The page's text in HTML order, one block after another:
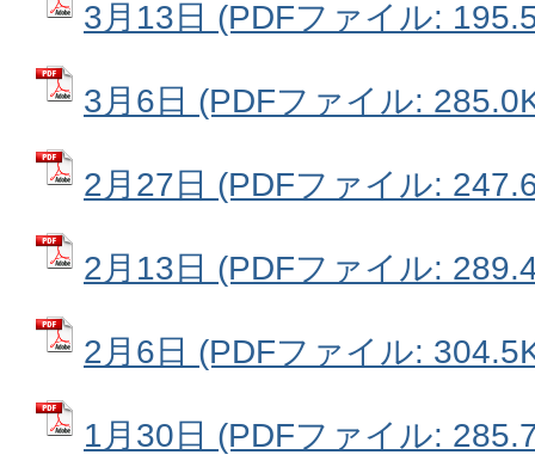
3月13日 (PDFファイル:
3月6日 (PDFファイル:
2月27日 (PDFファイル:
2月13日 (PDFファイル:
2月6日 (PDFファイル:
1月30日 (PDFファイル: